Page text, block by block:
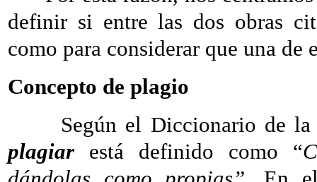
definir si entre las dos obras
como para considerar que una de
Concepto de plagio
Según el Diccionario de la
plagiarestá definido como “